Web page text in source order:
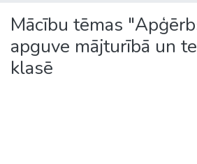
Mācību tēmas
apguve mājturībā un
klasē